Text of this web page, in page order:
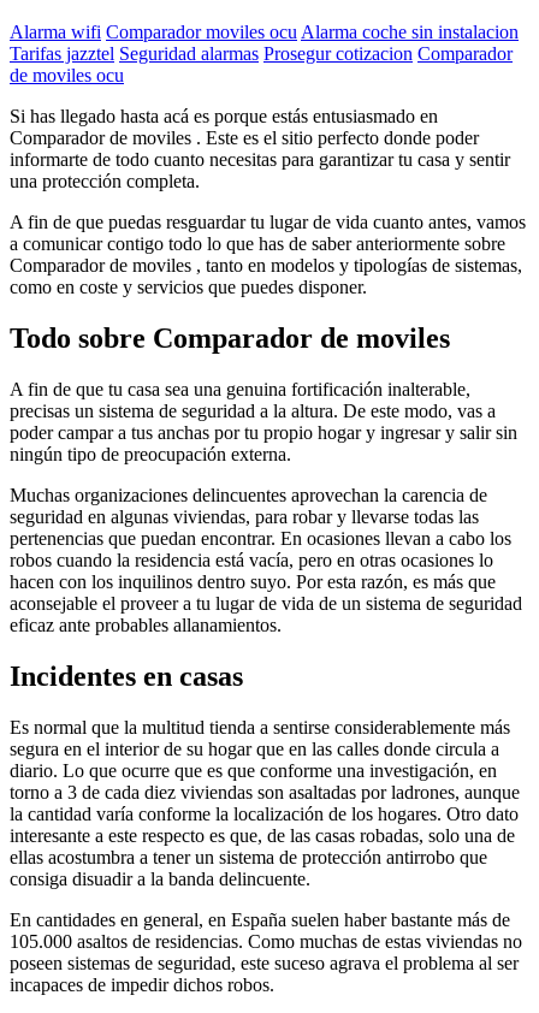
Alarma wifi Comparador moviles ocu Alarma coche sin instalacion
Tarifas jazztel Seguridad alarmas Prosegur cotizacion Comparador
de moviles ocu
Si has llegado hasta acá es porque estás entusiasmado en
Comparador de moviles . Este es el sitio perfecto donde poder
informarte de todo cuanto necesitas para garantizar tu casa y sentir
una protección completa.
A fin de que puedas resguardar tu lugar de vida cuanto antes, vamos
a comunicar contigo todo lo que has de saber anteriormente sobre
Comparador de moviles , tanto en modelos y tipologías de sistemas,
como en coste y servicios que puedes disponer.
Todo sobre Comparador de moviles
A fin de que tu casa sea una genuina fortificación inalterable,
precisas un sistema de seguridad a la altura. De este modo, vas a
poder campar a tus anchas por tu propio hogar y ingresar y salir sin
ningún tipo de preocupación externa.
Muchas organizaciones delincuentes aprovechan la carencia de
seguridad en algunas viviendas, para robar y llevarse todas las
pertenencias que puedan encontrar. En ocasiones llevan a cabo los
robos cuando la residencia está vacía, pero en otras ocasiones lo
hacen con los inquilinos dentro suyo. Por esta razón, es más que
aconsejable el proveer a tu lugar de vida de un sistema de seguridad
eficaz ante probables allanamientos.
Incidentes en casas
Es normal que la multitud tienda a sentirse considerablemente más
segura en el interior de su hogar que en las calles donde circula a
diario. Lo que ocurre que es que conforme una investigación, en
torno a 3 de cada diez viviendas son asaltadas por ladrones, aunque
la cantidad varía conforme la localización de los hogares. Otro dato
interesante a este respecto es que, de las casas robadas, solo una de
ellas acostumbra a tener un sistema de protección antirrobo que
consiga disuadir a la banda delincuente.
En cantidades en general, en España suelen haber bastante más de
105.000 asaltos de residencias. Como muchas de estas viviendas no
poseen sistemas de seguridad, este suceso agrava el problema al ser
incapaces de impedir dichos robos.